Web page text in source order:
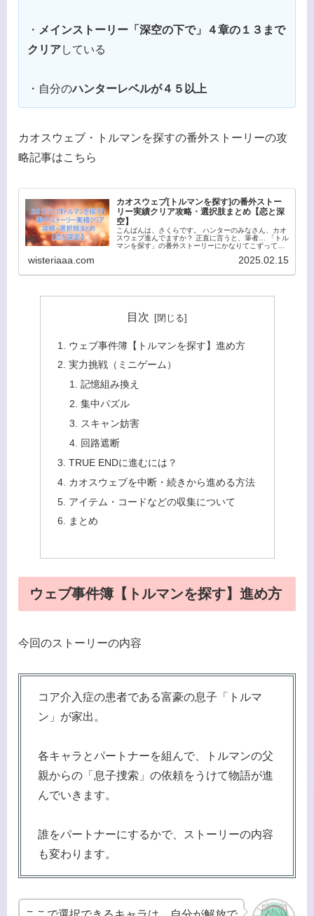
・ メインストーリー「深空の下で」４章の１３まで
クリアしている
・自分のハンターレベルが４５以上
カオスウェブ・トルマンを探すの番外ストーリーの攻
略記事はこちら
カオスウェブ[トルマンを探す]の番外ストー
リー実績クリア攻略・選択肢まとめ【恋と深
空】
こんばんは、さくらです。 ハンターのみなさん、カオ
スウェブ進んでますか？ 正直に言うと、筆者… 「トル
マンを探す」の番外ストーリーにかなりてこずってお
てのストーリーがなかなか出てこないし、選...
wisteriaaa.com 2025.02.15
目次
ウェブ事件簿【トルマンを探す】進め方
実力挑戦（ミニゲーム）
記憶組み換え
集中パズル
スキャン妨害
回路遮断
TRUE ENDに進むには？
カオスウェブを中断・続きから進める方法
アイテム・コードなどの収集について
まとめ
ウェブ事件簿【トルマンを探す】進め方
今回のストーリーの内容
コア介入症の患者である富豪の息子「トルマ
ン」が家出。
各キャラとパートナーを組んで、トルマンの父
親からの「息子捜索」の依頼をうけて物語が進
んでいきます。
誰をパートナーにするかで、ストーリーの内容
も変わります。